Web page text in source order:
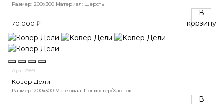
Размер: 200x300 Материал: Шерсть
70 000 ₽
В
корзину
Арт. 2959
Ковер Дели
Размер: 200х300 Материал: Полиэстер/Хлопок
В